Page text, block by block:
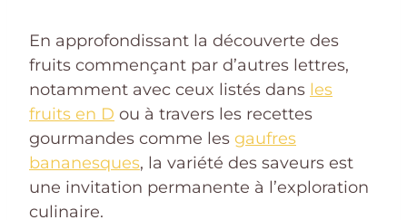
En approfondissant la découverte des
fruits commençant par d’autres lettres,
notamment avec ceux listés dans les
fruits en D ou à travers les recettes
gourmandes comme les gaufres
bananesques, la variété des saveurs est
une invitation permanente à l’exploration
culinaire.